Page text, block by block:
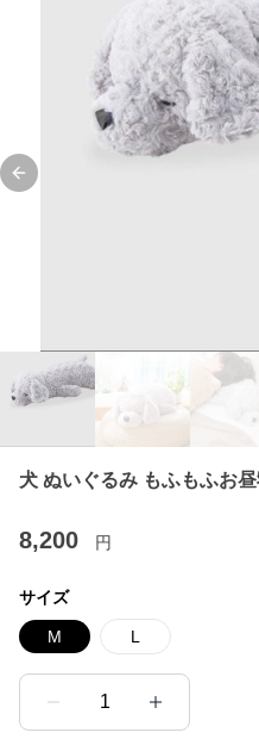
Previous slide
犬 ぬいぐるみ もふもふお
8,200 円
サイズ
M L
1